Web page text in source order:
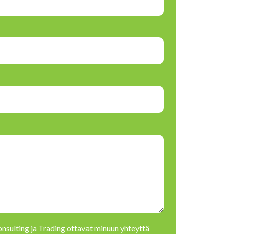
ja Trading ottavat minuun yhteyttä